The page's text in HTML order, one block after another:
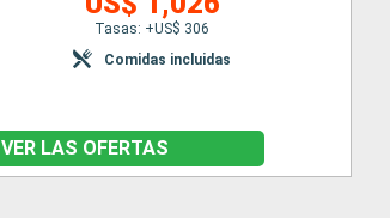
Tasas: +US$ 306
Comidas incluidas
VER LAS OFERTAS